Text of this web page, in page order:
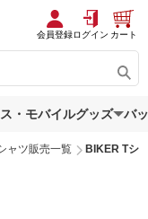
会員登録ログイン カート
・モバイルグッズ バ
ャツ販売一覧 BIKER Tシ